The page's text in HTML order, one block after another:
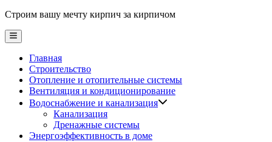
Строим вашу мечту кирпич за кирпичом
Main
Menu
Главная
Строительство
Отопление и отопительные системы
Вентиляция и кондиционирование
Водоснабжение и канализация
Канализация
Дренажные системы
Энергоэффективность в доме